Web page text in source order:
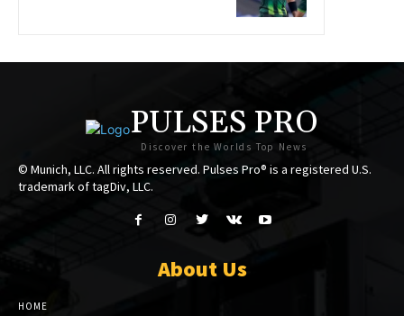
PULSES PRO
Discover the Worlds Top News
© Munich, LLC. All rights reserved. Pulses Pro® is a registered U.S.
trademark of tagDiv, LLC.
About Us
HOME